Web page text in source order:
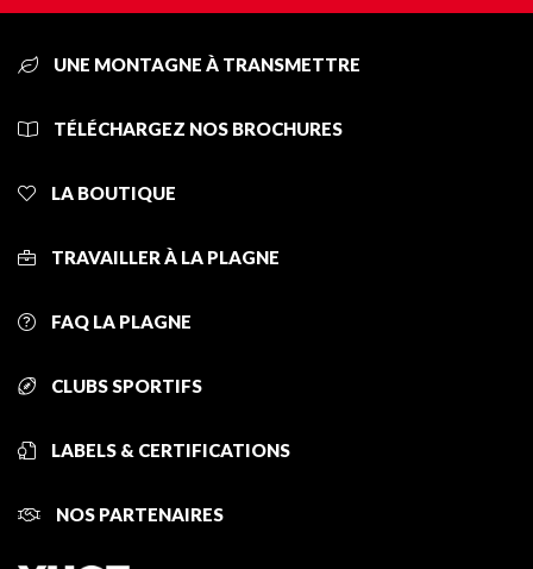
UNE MONTAGNE À TRANSMETTRE
TÉLÉCHARGEZ NOS BROCHURES
LA BOUTIQUE
TRAVAILLER À LA PLAGNE
FAQ LA PLAGNE
CLUBS SPORTIFS
LABELS & CERTIFICATIONS
NOS PARTENAIRES